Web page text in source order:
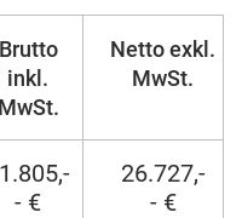
Brutto
inkl.
MwSt.
Netto exkl.
MwSt.
- €
26.727,-
- €